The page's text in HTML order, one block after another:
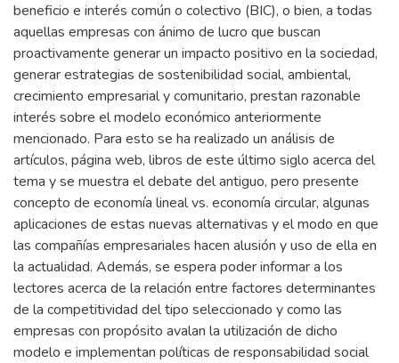
beneficio e interés común o colectivo (BIC), o bien, a todas
aquellas empresas con ánimo de lucro que buscan
proactivamente generar un impacto positivo en la sociedad,
generar estrategias de sostenibilidad social, ambiental,
crecimiento empresarial y comunitario, prestan razonable
interés sobre el modelo económico anteriormente
mencionado. Para esto se ha realizado un análisis de
artículos, página web, libros de este último siglo acerca del
tema y se muestra el debate del antiguo, pero presente
concepto de economía lineal vs. economía circular, algunas
aplicaciones de estas nuevas alternativas y el modo en que
las compañías empresariales hacen alusión y uso de ella en
la actualidad. Además, se espera poder informar a los
lectores acerca de la relación entre factores determinantes
de la competitividad del tipo seleccionado y como las
empresas con propósito avalan la utilización de dicho
modelo e implementan políticas de responsabilidad social